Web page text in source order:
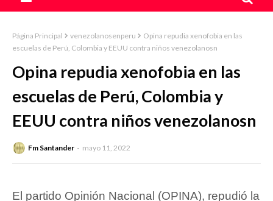
Página Principal venezolanosenperu
Opina repudia xenofobia en las
escuelas de Perú, Colombia y EEUU contra niños venezolanosn
Opina repudia xenofobia en las
escuelas de Perú, Colombia y
EEUU contra niños venezolanosn
Fm Santander mayo 11, 2022
El partido Opinión Nacional (OPINA), repudió la